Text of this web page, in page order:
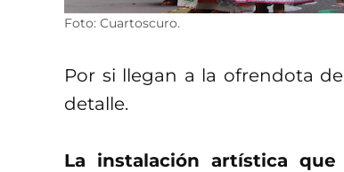
Foto: Cuartoscuro.
Por si llegan a la ofrendota
detalle.
La instalación artística